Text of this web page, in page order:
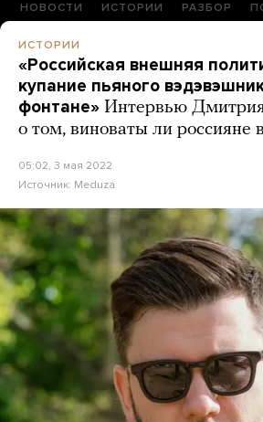
НОВОСТИ ИСТОРИИ РАЗБОР
ИСТОРИИ
«Российская внешняя
купание пьяного
фонтане» Интервью
о том, виноваты ли россияне
05:02, 3 мая 2022
Источник: Meduza